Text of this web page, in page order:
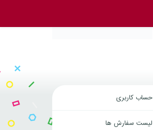
حساب کاربری
لیست سفارش ها